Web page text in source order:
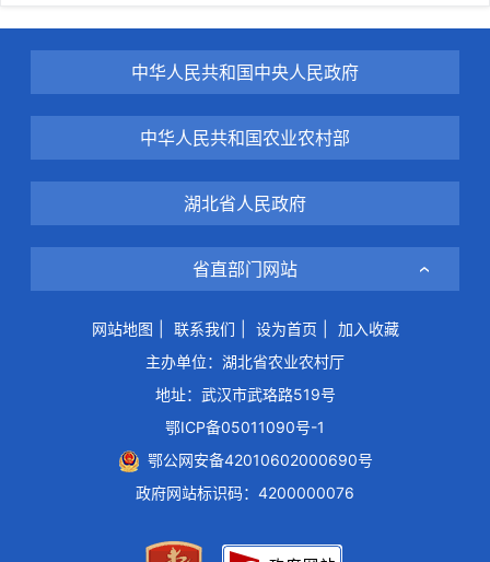
中华人民共和国中央人民政府
中华人民共和国农业农村部
湖北省人民政府
省直部门网站
网站地图 联系我们 设为首页
加入收藏
主办单位：湖北省农业农村厅
地址：武汉市武珞路519号
鄂ICP备05011090号-1
鄂公网安备42010602000690号
政府网站标识码：4200000076